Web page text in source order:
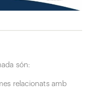
són:
relacionats amb